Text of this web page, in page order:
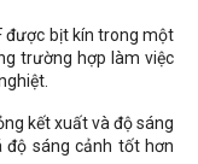
được bịt kín trong một
trường hợp làm việc
kết xuất và độ sáng
độ sáng cảnh tốt hơn